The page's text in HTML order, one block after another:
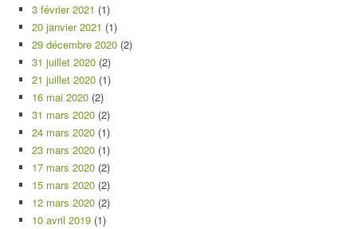
3 février 2021 (1)
20 janvier 2021 (1)
29 décembre 2020 (2)
31 juillet 2020 (2)
21 juillet 2020 (1)
16 mai 2020 (2)
31 mars 2020 (2)
24 mars 2020 (1)
23 mars 2020 (1)
17 mars 2020 (2)
15 mars 2020 (2)
12 mars 2020 (2)
10 avril 2019 (1)